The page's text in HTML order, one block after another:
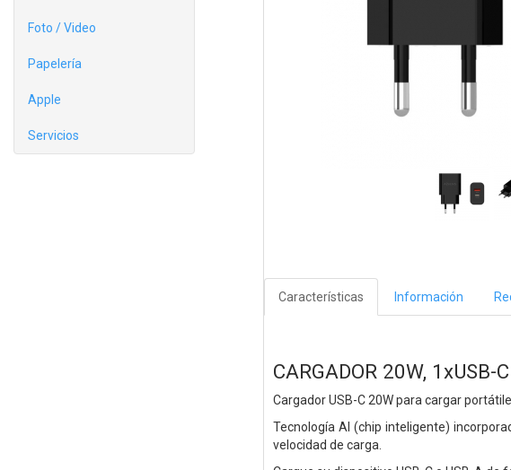
Foto / Video
Papelería
Apple
Servicios
Características Información
CARGADOR 20W, 1xUSB-
Cargador USB-C 20W para cargar
Tecnología AI (chip inteligente)
velocidad de carga.